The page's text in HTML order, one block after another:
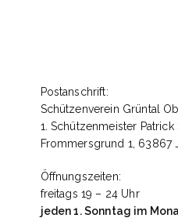
Postanschrift:
Schützenverein Grüntal
1. Schützenmeister Patrick
Frommersgrund 1, 63867
Öffnungszeiten:
freitags 19 – 24 Uhr
jeden 1. Sonntag im